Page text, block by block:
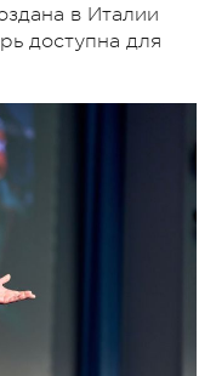
в Италии
доступна для